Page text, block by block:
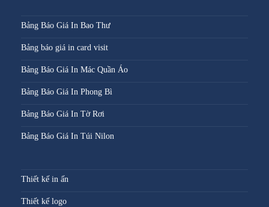
Bảng Báo Giá In Bao Thư
Bảng báo giá in card visit
Bảng Báo Giá In Mác Quần Áo
Bảng Báo Giá In Phong Bì
Bảng Báo Giá In Tờ Rơi
Bảng Báo Giá In Túi Nilon
Thiết kế in ấn
Thiết kế logo